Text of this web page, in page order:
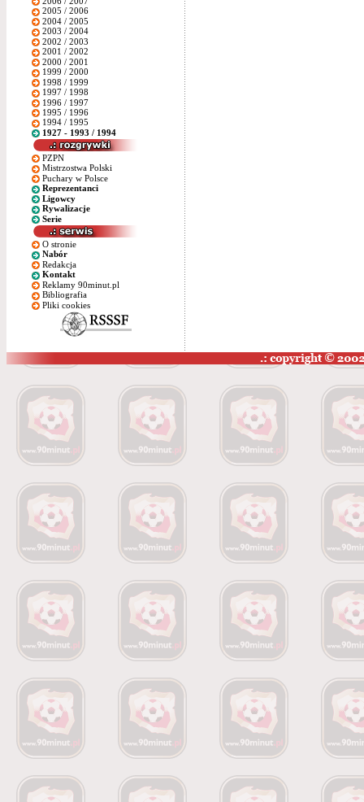
2005 / 2006
2004 / 2005
2003 / 2004
2002 / 2003
2001 / 2002
2000 / 2001
1999 / 2000
1998 / 1999
1997 / 1998
1996 / 1997
1995 / 1996
1994 / 1995
1927 - 1993 / 1994
PZPN
Mistrzostwa Polski
Puchary w Polsce
Reprezentanci
Ligowcy
Rywalizacje
Serie
O stronie
Nabór
Redakcja
Kontakt
Reklamy 90minut.pl
Bibliografia
Pliki cookies